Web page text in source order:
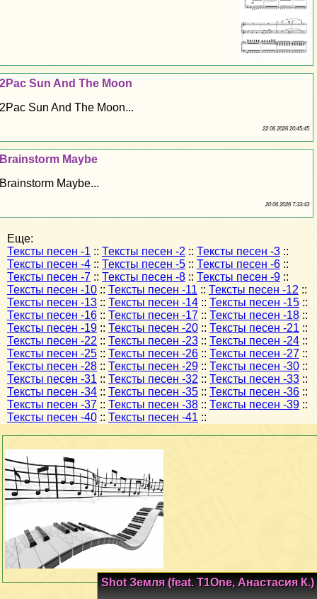
2Pac Sun And The Moon
2Pac Sun And The Moon...
22 06 2026 20:45:45
Brainstorm Maybe
Brainstorm Maybe...
20 06 2026 7:33:43
Еще:
Тексты песен -1 :: Тексты песен -2 :: Тексты песен -3 ::
Тексты песен -4 :: Тексты песен -5 :: Тексты песен -6 ::
Тексты песен -7 :: Тексты песен -8 :: Тексты песен -9 ::
Тексты песен -10 :: Тексты песен -11 :: Тексты песен -12 ::
Тексты песен -13 :: Тексты песен -14 :: Тексты песен -15 ::
Тексты песен -16 :: Тексты песен -17 :: Тексты песен -18 ::
Тексты песен -19 :: Тексты песен -20 :: Тексты песен -21 ::
Тексты песен -22 :: Тексты песен -23 :: Тексты песен -24 ::
Тексты песен -25 :: Тексты песен -26 :: Тексты песен -27 ::
Тексты песен -28 :: Тексты песен -29 :: Тексты песен -30 ::
Тексты песен -31 :: Тексты песен -32 :: Тексты песен -33 ::
Тексты песен -34 :: Тексты песен -35 :: Тексты песен -36 ::
Тексты песен -37 :: Тексты песен -38 :: Тексты песен -39 ::
Тексты песен -40 :: Тексты песен -41 ::
Shot Земля (feat. T1One, Анастасия К.)